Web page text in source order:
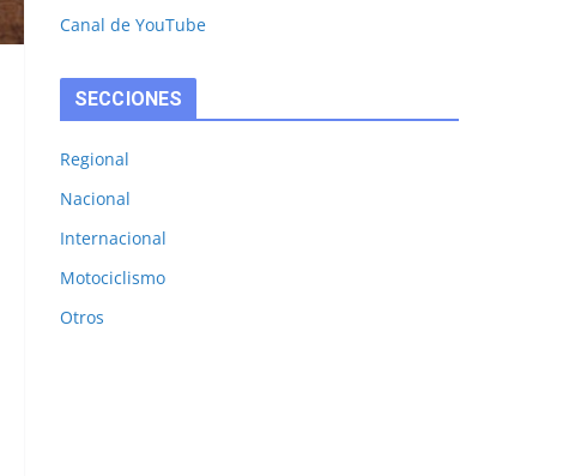
Canal de YouTube
SECCIONES
Regional
Nacional
Internacional
Motociclismo
Otros